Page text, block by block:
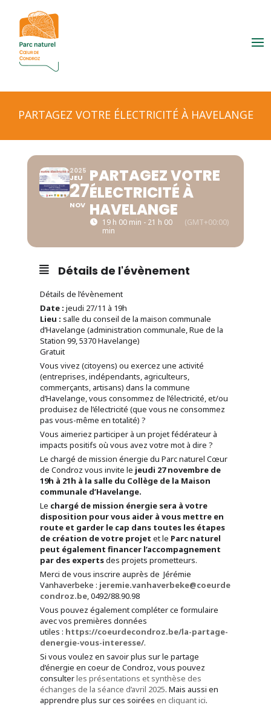
PARTAGEZ VOTRE ÉLECTRICITÉ À HAVELANGE
2025
JEU
27
NOV
PARTAGEZ VOTRE
ÉLECTRICITÉ À
HAVELANGE
19 h 00 min - 21 h 00
min
(GMT+00:00)
Détails de l'évènement
Détails de l’évènement
Date : jeudi 27/11 à 19h
Lieu : salle du conseil de la maison communale
d’Havelange (administration communale, Rue de la
Station 99, 5370 Havelange)
Gratuit
Vous vivez (citoyens) ou exercez une activité
(entreprises, indépendants, agriculteurs,
commerçants, artisans) dans la commune
d’Havelange, vous consommez de l’électricité, et/ou
produisez de l’électricité (que vous ne consommez
pas vous-même en totalité) ?
Vous aimeriez participer à un projet fédérateur à
impacts positifs où vous avez votre mot à dire ?
Le chargé de mission énergie du Parc naturel Cœur
de Condroz vous invite le jeudi 27 novembre de
19h à 21h à la salle du Collège de la Maison
communale d’Havelange.
Le chargé de mission énergie sera à votre
disposition pour vous aider à vous mettre en
route et garder le cap dans toutes les étapes
de création de votre projet et le Parc naturel
peut également financer l’accompagnement
par des expertsdes projets prometteurs.
Merci de vous inscrire auprès de Jérémie
Vanhaverbeke : jeremie.vanhaverbeke@coeurde
condroz.be, 0492/88.90.98
Vous pouvez également compléter ce formulaire
avec vos premières données
utiles : https://coeurdecondroz.be/la-partage-
denergie-vous-interesse/.
Si vous voulez en savoir plus sur le partage
d’énergie en coeur de Condroz, vous pouvez
consulterles présentations et synthèse des
échanges de la séance d’avril 2025. Mais aussi en
apprendre plus sur ces soirées en cliquant ici.